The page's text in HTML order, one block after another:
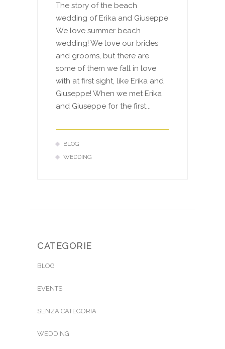
The story of the beach
wedding of Erika and Giuseppe
We love summer beach
wedding! We love our brides
and grooms, but there are
some of them we fall in love
with at first sight, like Erika and
Giuseppe! When we met Erika
and Giuseppe for the first...
BLOG
WEDDING
CATEGORIE
BLOG
EVENTS
SENZA CATEGORIA
WEDDING